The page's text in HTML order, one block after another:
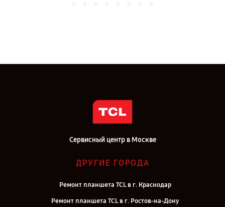
Сервисный центр в Москве
ДРУГИЕ ГОРОДА
Ремонт планшета TCL в г. Краснодар
Ремонт планшета TCL в г. Ростов-на-Дону